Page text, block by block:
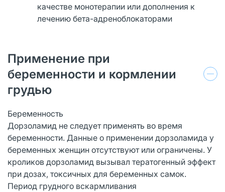
качестве монотерапии или дополнения к
лечению бета-адреноблокаторами
Применение при
беременности и кормлении
грудью
Беременность
Дорзоламид не следует применять во время
беременности. Данные о применении дорзоламида у
беременных женщин отсутствуют или ограничены. У
кроликов дорзоламид вызывал тератогенный эффект
при дозах, токсичных для беременных самок.
Период грудного вскармливания